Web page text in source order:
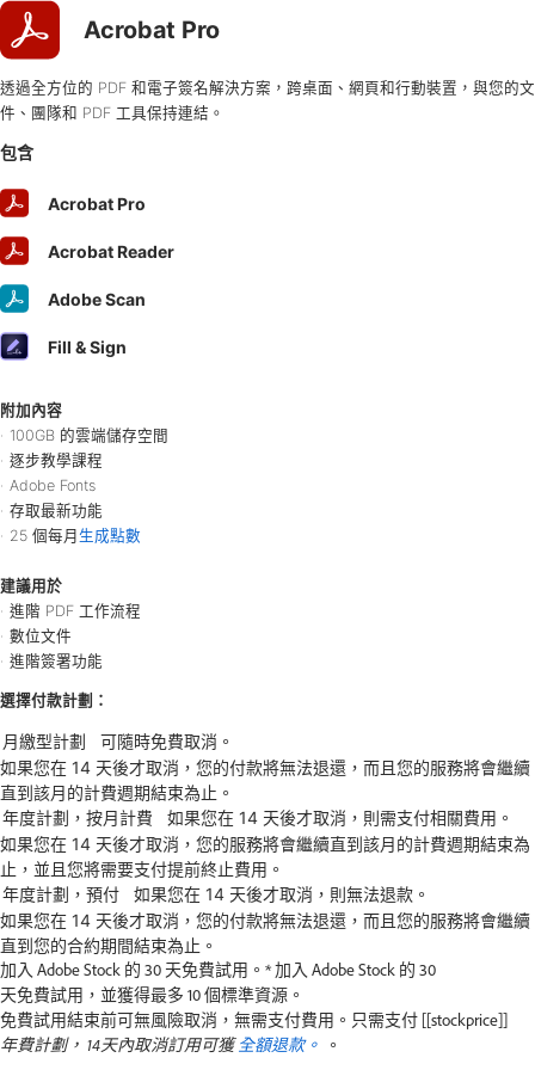
Acrobat Pro
透過全方位的 PDF 和電子簽名解決方案，跨桌面、網頁和行動裝置，與您的文
件、團隊和 PDF 工具保持連結。
包含
AcrobatPro
AcrobatReader
AdobeScan
Fill &Sign
附加內容
100GB 的雲端儲存空間
逐步教學課程
Adobe Fonts
存取最新功能
25 個每月 生成點數
建議用於
進階 PDF 工作流程
數位文件
進階簽署功能
選擇付款計劃：
如果您在 14 天後才取消，您的付款將無法退還，而且您的服務將會繼續
直到該月的計費週期結束為止。
如果您在 14 天後才取消，您的服務將會繼續直到該月的計費週期結束為
止，並且您將需要支付提前終止費用。
如果您在 14 天後才取消，您的付款將無法退還，而且您的服務將會繼續
直到您的合約期間結束為止。
加入 AdobeStock 的 30 天免費試用。 *加入 AdobeStock 的 30
天免費試用， 並獲得最多 10個標準資源。
免費試用結束前可無風險取消， 無需支付費用。 只需支付 [[stockprice]]
年費計劃， 14天內取消訂用可獲全額退款。 。